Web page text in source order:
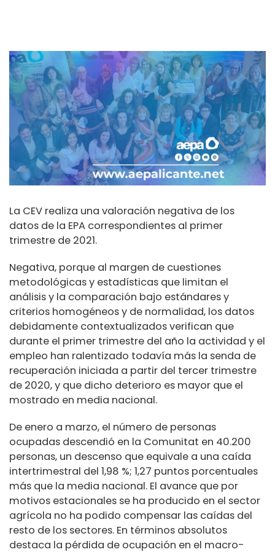
La CEV realiza una valoración negativa de los
datos de la EPA correspondientes al primer
trimestre de 2021.
Negativa, porque al margen de cuestiones
metodológicas y estadísticas que limitan el
análisis y la comparación bajo estándares y
criterios homogéneos y de normalidad, los datos
debidamente contextualizados verifican que
durante el primer trimestre del año la actividad y el
empleo han ralentizado todavía más la senda de
recuperación iniciada a partir del tercer trimestre
de 2020, y que dicho deterioro es mayor que el
mostrado en media nacional.
De enero a marzo, el número de personas
ocupadas descendió en la Comunitat en 40.200
personas, un descenso que equivale a una caída
intertrimestral del 1,98 %; 1,27 puntos porcentuales
más que la media nacional. El avance que por
motivos estacionales se ha producido en el sector
agrícola no ha podido compensar las caídas del
resto de los sectores. En términos absolutos
destaca la pérdida de ocupación en el macro-